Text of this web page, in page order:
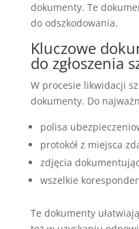
dokumenty. Te
do odszkodowania.
Kluczowe
do zgłoszenia
W procesie likwidacji
dokumenty. Do
polisa
protokół z miejsca
zdjęcia
wszelkie
Te dokumenty